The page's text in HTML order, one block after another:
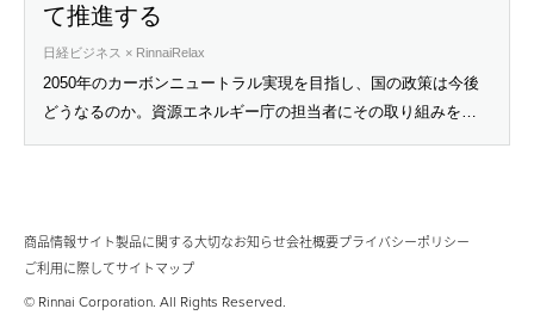
て推進する
日経ビジネス × RinnaiRelax
2050年のカーボンニュートラル実現を目指し、国の政策は今後
どうなるのか。資源エネルギー庁の担当者にその取り組みを聞
商品情報サイト製品に関する大切なお知らせ会社概要プライバシーポリシー
ご利用に際してサイトマップ
© Rinnai Corporation. All Rights Reserved.